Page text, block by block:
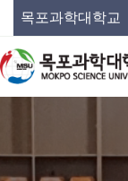
목포과학대학교